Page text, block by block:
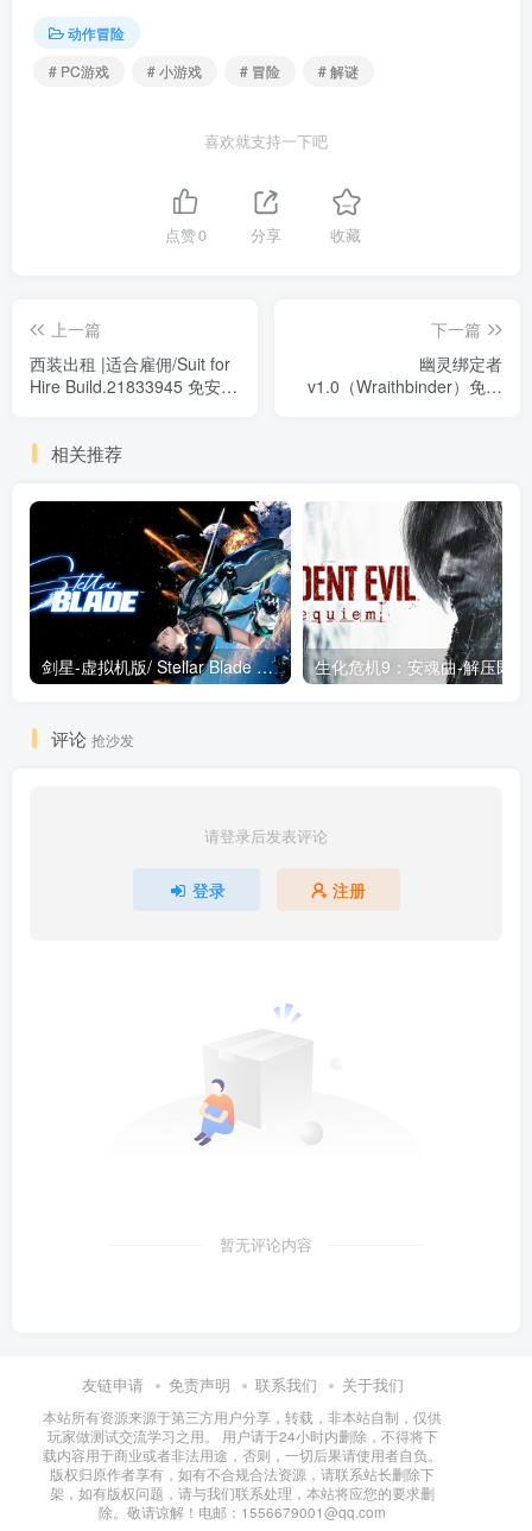
动作冒险
# PC游戏
# 小游戏 # 冒险 # 解谜
喜欢就支持一下吧
点赞0 分享 收藏
上一篇
西装出租 |适合雇佣/Suit for
Hire Build.21833945 免安装
下一篇
幽灵绑定者
v1.0（Wraithbinder）免安
相关推荐
剑星-虚拟机版/ Stellar Blade v1.4.1|Build.19963153 终极版新补丁 送修改器 免安装中文版
评论 抢沙发
请登录后发表评论
登录 注册
暂无评论内容
友链申请 免责声明 联系我们 关于我们
本站所有资源来源于第三方用户分享，转载，非本站自制，仅供
玩家做测试交流学习之用。 用户请于24小时内删除，不得将下
载内容用于商业或者非法用途，否则，一切后果请使用者自负。
版权归原作者享有，如有不合规合法资源，请联系站长删除下
架，如有版权问题，请与我们联系处理，本站将应您的要求删
除。敬请谅解！电邮：1556679001@qq.com